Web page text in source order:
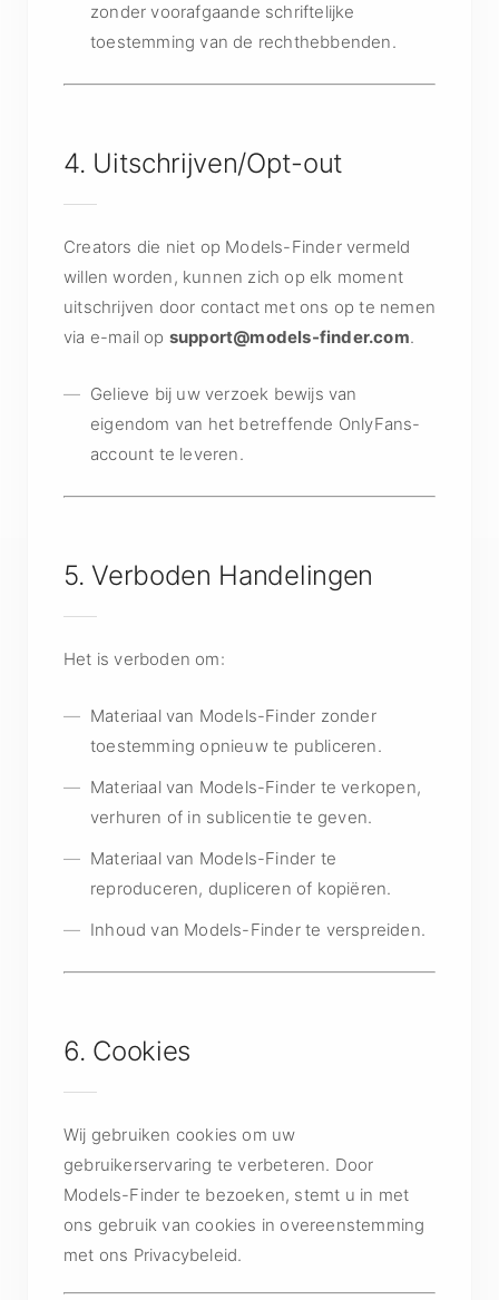
zonder voorafgaande schriftelijke
toestemming van de rechthebbenden.
4. Uitschrijven/Opt-out
Creators die niet op Models-Finder vermeld
willen worden, kunnen zich op elk moment
uitschrijven door contact met ons op te nemen
via e-mail op support@models-finder.com.
Gelieve bij uw verzoek bewijs van
eigendom van het betreffende OnlyFans-
account te leveren.
5. Verboden Handelingen
Het is verboden om:
Materiaal van Models-Finder zonder
toestemming opnieuw te publiceren.
Materiaal van Models-Finder te verkopen,
verhuren of in sublicentie te geven.
Materiaal van Models-Finder te
reproduceren, dupliceren of kopiëren.
Inhoud van Models-Finder te verspreiden.
6. Cookies
Wij gebruiken cookies om uw
gebruikerservaring te verbeteren. Door
Models-Finder te bezoeken, stemt u in met
ons gebruik van cookies in overeenstemming
met ons Privacybeleid.